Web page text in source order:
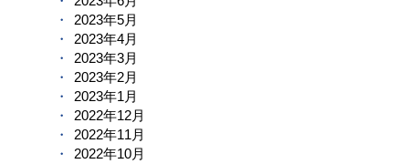
2023年5月
2023年4月
2023年3月
2023年2月
2023年1月
2022年12月
2022年11月
2022年10月